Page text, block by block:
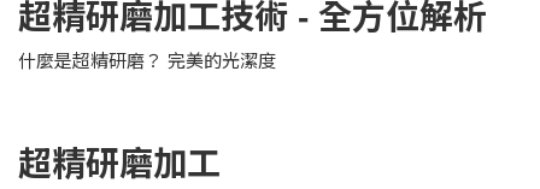
超精研磨加工技術 - 全方位解析
什麼是超精研磨？ 完美的光潔度
超精研磨加工